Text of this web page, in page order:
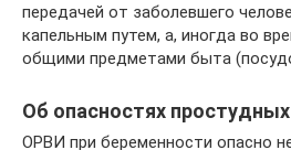
передачей от заболевшего
капельным путем, а, иногда во
общими предметами быта
Об опасностях
ОРВИ при беременности опасно